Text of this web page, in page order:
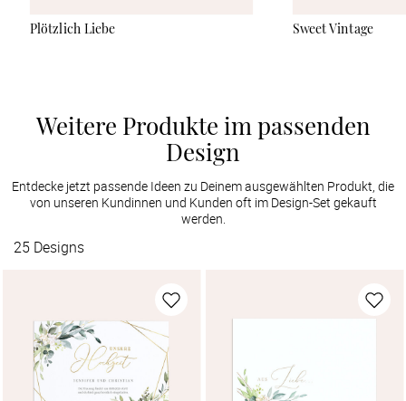
Plötzlich Liebe Sweet Vintage
Weitere Produkte im passenden
Design
Entdecke jetzt passende Ideen zu Deinem ausgewählten Produkt, die
von unseren Kundinnen und Kunden oft im Design-Set gekauft
werden.
25 Designs